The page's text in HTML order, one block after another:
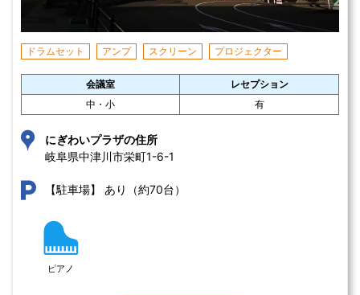
ドラムセット アンプ スクリーン プロジェクター
会議室
レセプション
中・小
有
にぎわいプラザの住所
岐阜県中津川市栄町1-6-1
【駐車場】 あり（約70台）
ピアノ